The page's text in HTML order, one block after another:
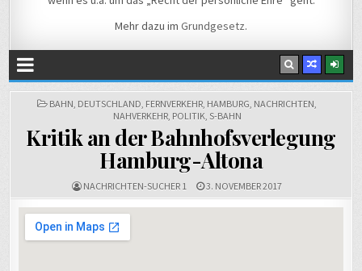
Mehr dazu im Grundgesetz.
POSTED
BAHN, DEUTSCHLAND, FERNVERKEHR, HAMBURG, NACHRICHTEN,
NAHVERKEHR, POLITIK, S-BAHN
Kritik an der Bahnhofsverlegung
Hamburg-Altona
NACHRICHTEN-SUCHER 1 3. NOVEMBER 2017